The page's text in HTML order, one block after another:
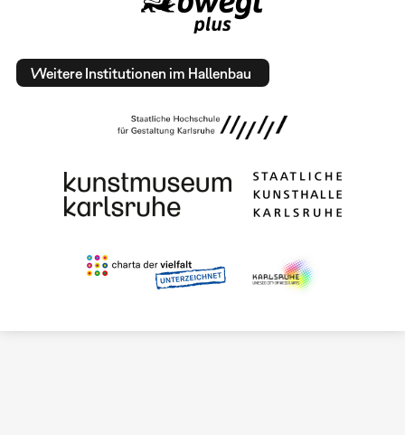
Weitere Institutionen im Hallenbau